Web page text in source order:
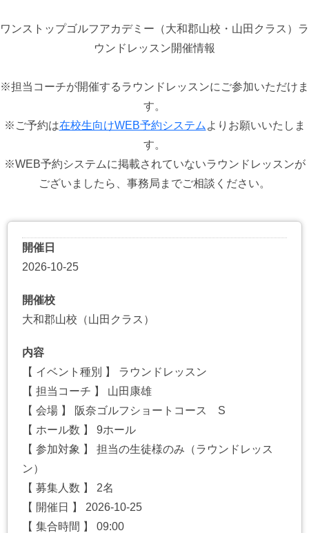
ワンストップゴルフアカデミー（大和郡山校・山田クラス）ラ
ウンドレッスン開催情報
※担当コーチが開催するラウンドレッスンにご参加いただけま
す。
※ご予約は在校生向けWEB予約システム よりお願いいたしま
す。
※WEB予約システムに掲載されていないラウンドレッスンが
ございましたら、事務局までご相談ください。
開催日
2026-10-25
開催校
大和郡山校（山田クラス）
内容
【 イベント種別 】 ラウンドレッスン
【 担当コーチ 】 山田康雄
【 会場 】 阪奈ゴルフショートコース S
【 ホール数 】 9ホール
【 参加対象 】 担当の生徒様のみ（ラウンドレッス
ン）
【 募集人数 】 2名
【 開催日 】 2026-10-25
【 集合時間 】 09:00